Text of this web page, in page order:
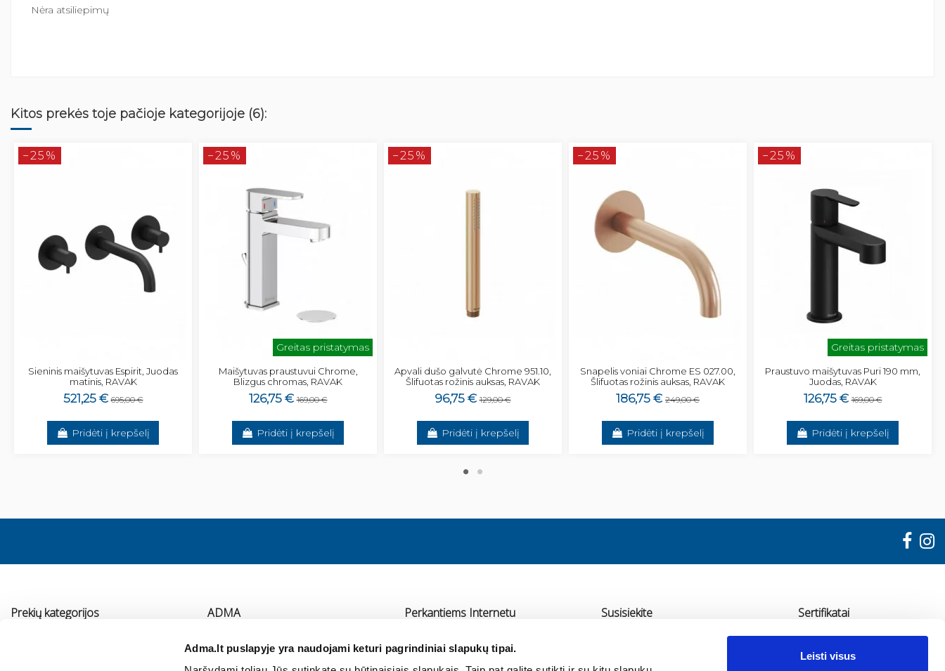
Adma.lt puslapyje yra naudojami keturi pagrindiniai slapukų tipai.
Leisti visus
Nėra atsiliepimų
Kitos prekės toje pačioje kategorijoje (6):
−25%
Sieninis maišytuvas Espirit, Juodas
matinis, RAVAK
521,25 € 695,00 €
Pridėti į krepšelį
−25%
Greitas pristatymas
Maišytuvas praustuvui Chrome,
Blizgus chromas, RAVAK
126,75 € 169,00 €
Pridėti į krepšelį
−25%
Apvali dušo galvutė Chrome 951.10,
Šlifuotas rožinis auksas, RAVAK
96,75 € 129,00 €
Pridėti į krepšelį
−25%
Snapelis voniai Chrome ES 027.00,
Šlifuotas rožinis auksas, RAVAK
186,75 € 249,00 €
Pridėti į krepšelį
−25%
Greitas pristatymas
Praustuvo maišytuvas Puri 190 mm,
Juodas, RAVAK
126,75 € 169,00 €
Pridėti į krepšelį
Prekių kategorijos ADMA
Apie mus
Perkantiems Internetu
Pristatymas
Susisiekite Sertifikatai